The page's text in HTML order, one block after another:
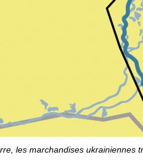
les marchandises ukrainiennes